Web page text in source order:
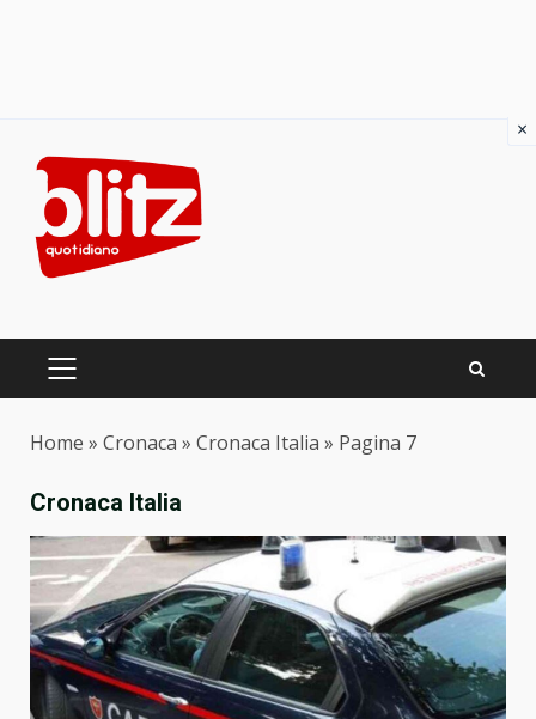
content
PRIMARY
Home » Cronaca » Cronaca Italia » Pagina 7
Cronaca Italia
×